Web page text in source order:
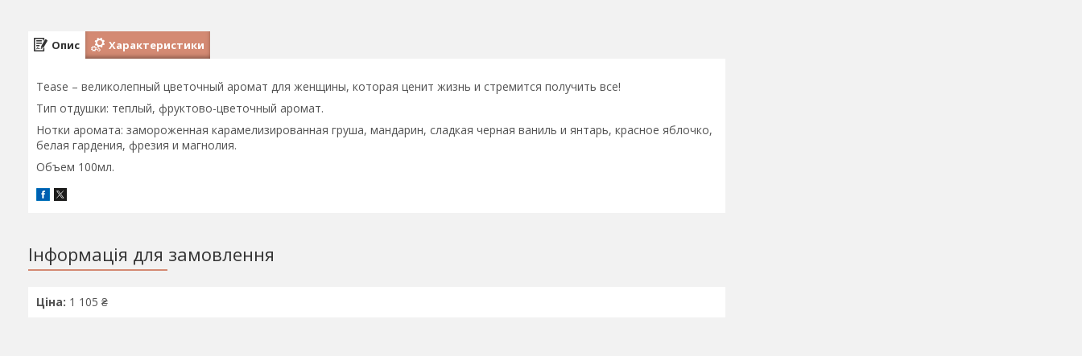
Опис Характеристики
Tease – великолепный цветочный аромат для женщины, которая ценит жизнь и стремится получить все!
Тип отдушки: теплый, фруктово-цветочный аромат.
Нотки аромата: замороженная карамелизированная груша, мандарин, сладкая черная ваниль и янтарь, красное яблочко,
белая гардения, фрезия и магнолия.
Объем 100мл.
Інформація для замовлення
Ціна: 1 105 ₴